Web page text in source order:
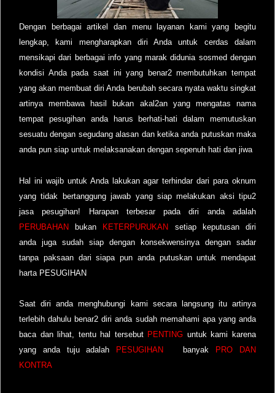
Dengan berbagai artikel dan menu layanan kami yang begitu
lengkap, kami mengharapkan diri Anda untuk cerdas dalam
mensikapi dari berbagai info yang marak didunia sosmed dengan
kondisi Anda pada saat ini yang benar2 membutuhkan tempat
yang akan membuat diri Anda berubah secara nyata waktu singkat
artinya membawa hasil bukan akal2an yang mengatas nama
tempat pesugihan anda harus berhati-hati dalam memutuskan
sesuatu dengan segudang alasan dan ketika anda putuskan maka
anda pun siap untuk melaksanakan dengan sepenuh hati dan jiwa
Hal ini wajib untuk Anda lakukan agar terhindar dari para oknum
yang tidak bertanggung jawab yang siap melakukan aksi tipu2
jasa pesugihan! Harapan terbesar pada diri anda adalah
PERUBAHAN bukan KETERPURUKAN setiap keputusan diri
anda juga sudah siap dengan konsekwensinya dengan sadar
tanpa paksaan dari siapa pun anda putuskan untuk mendapat
harta PESUGIHAN
Saat diri anda menghubungi kami secara langsung itu artinya
terlebih dahulu benar2 diri anda sudah memahami apa yang anda
baca dan lihat, tentu hal tersebut PENTING untuk kami karena
yang anda tuju adalah
PESUGIHAN banyak
PRO DAN
KONTRA